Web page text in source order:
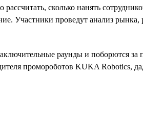
сколько нанять
Участники проведут анализ
раунды и поборются за
промороботов KUKA Robotics,